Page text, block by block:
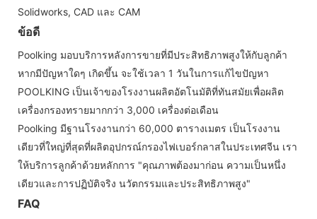
Solidworks, CAD และ CAM
ข้อดี
Poolking มอบบริการหลังการขายที่มีประสิทธิภาพสูงให้กับลูกค้า
หากมีปัญหาใดๆ เกิดขึ้น จะใช้เวลา 1 วันในการแก้ไขปัญหา
POOLKING เป็นเจ้าของโรงงานผลิตอัตโนมัติที่ทันสมัยเพื่อผลิต
เครื่องกรองทรายมากกว่า 3,000 เครื่องต่อเดือน
Poolking มีฐานโรงงานกว่า 60,000 ตารางเมตร เป็นโรงงาน
เดียวที่ใหญ่ที่สุดที่ผลิตอุปกรณ์กรองไฟเบอร์กลาสในประเทศจีน เรา
ให้บริการลูกค้าด้วยหลักการ "คุณภาพต้องมาก่อน ความเป็นหนึ่ง
เดียวและการปฏิบัติจริง นวัตกรรมและประสิทธิภาพสูง"
FAQ